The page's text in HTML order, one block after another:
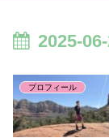
2025-
プロフィール